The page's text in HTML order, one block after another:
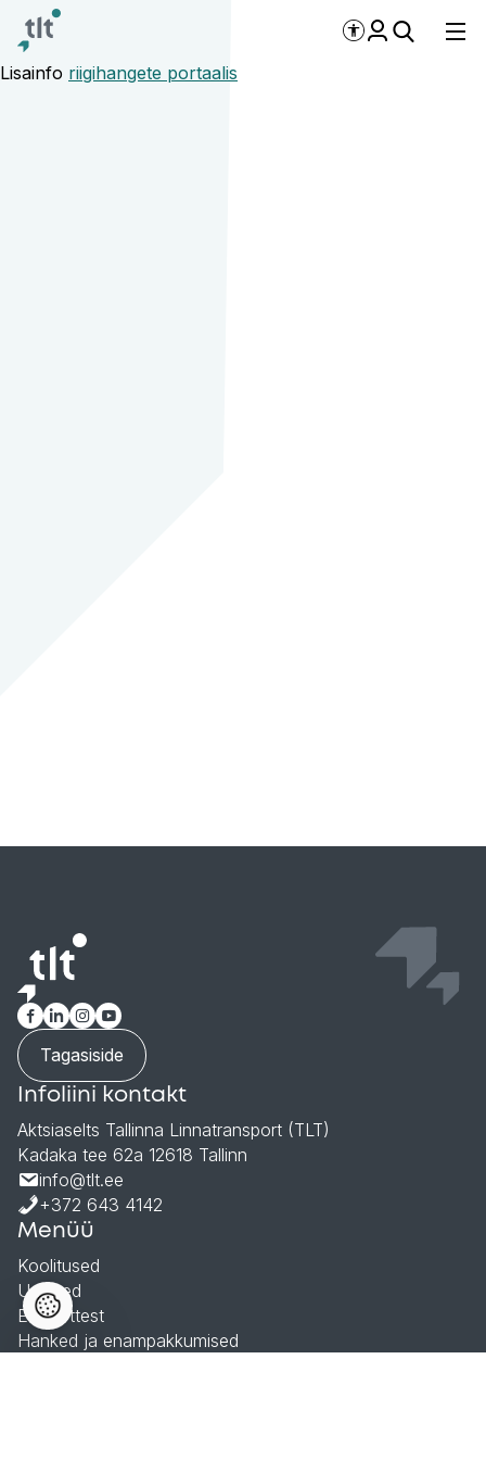
Liigu põhisisu juurde
Digiligipääsetavus
Elektribusside,
Lisainfo riigihangete portaalis
Tagasiside
Infoliini kontakt
Aktsiaselts Tallinna Linnatransport (TLT)
Kadaka tee 62a 12618 Tallinn
info@tlt.ee
+372 643 4142
Menüü
Koolitused
Uudised
Ettevõttest
Hanked ja enampakkumised